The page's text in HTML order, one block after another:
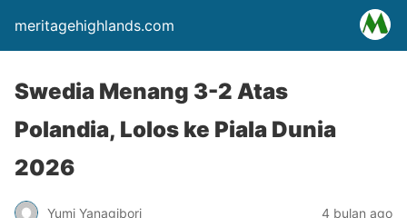
meritagehighlands.com
Swedia Menang 3-2 Atas
Polandia, Lolos ke Piala Dunia
2026
Yumi Yanagibori 4 bulan ago